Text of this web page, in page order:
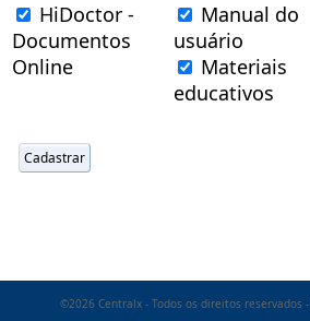
HiDoctor -
Documentos
Online
Manual do
usuário
Materiais
educativos
©2026 Centralx - Todos os direitos reservados -